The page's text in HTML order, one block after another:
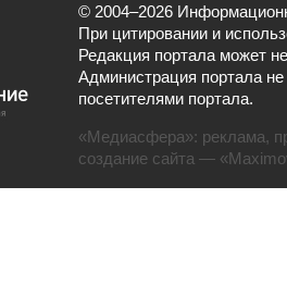
© 2004–2026
При цитировании и
Редакция портала может
Администрация портала
посетителями портала.
«Медиасфера»: реклама,
создание сайта —